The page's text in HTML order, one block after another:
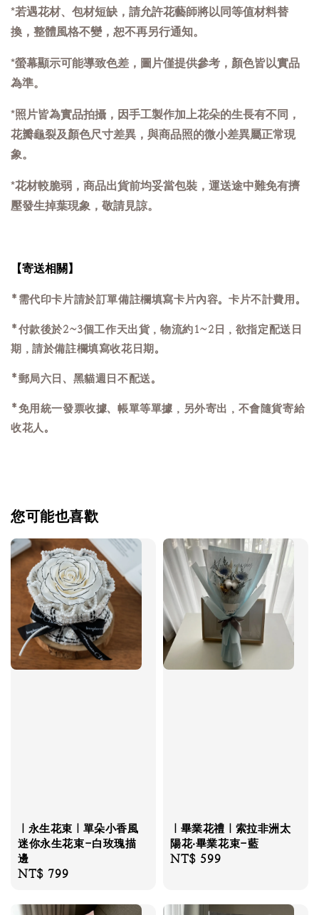
*若遇花材、包材短缺，請允許花藝師將以同等值材料替
換，整體風格不變，恕不再另行通知。
*螢幕顯示可能導致色差，圖片僅提供參考，顏色皆以實品
為準。
*照片皆為實品拍攝，因手工製作加上花朵的生長有不同，
花瓣龜裂及顏色尺寸差異，與商品照的微小差異屬正常現
象。
*花材較脆弱，商品出貨前均妥當包裝，運送途中難免有擠
壓發生掉葉現象，敬請見諒。
【寄送相關】
*需代印卡片請於訂單備註欄填寫卡片內容。卡片不計費用。
*付款後於2~3個工作天出貨，物流約1~2日，欲指定配送日
期，請於備註欄填寫收花日期。
*郵局六日、黑貓週日不配送。
*免用統一發票收據、帳單等單據，另外寄出，不會隨貨寄給
收花人。
您可能也喜歡
｜永生花束｜單朵小香風
迷你永生花束-白玫瑰描
邊
Regular
NT$ 799
｜畢業花禮｜索拉非洲太
陽花‧畢業花束-藍
Regular
NT$ 599